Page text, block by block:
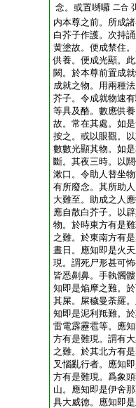
念。或置嚩囉 二合
内本尊之前。所成
白芥子作護。次持
黄塗故。便成禁住
供養。便成光顯。
闕。於本尊前置成
成就之物。用兩種
芥子。令成就物速
等具及酪。數應供
故。常在其處。如
按之。或以眼觀。
數數光顯其物。如
斷。其夜三時。以
漱口。令助人替坐
有所廢念。其所助
大難至。助成之人
應自散白芥子。以
物。於時東方有是
之難。於東南方有
晝日。應知即是火
現。謂死尸形甚可
皆悉劓鼻。手執髑
知即是焔摩之難。
其屎。屎穢曼荼羅
知即是泥利羝難。
雷電霹靂雹等。應
方有是難現。謂有
之難。於其北方有
叉惱亂行者。應知
方有是難現。爲象
山。應知即是伊舍
具大威徳。應知即